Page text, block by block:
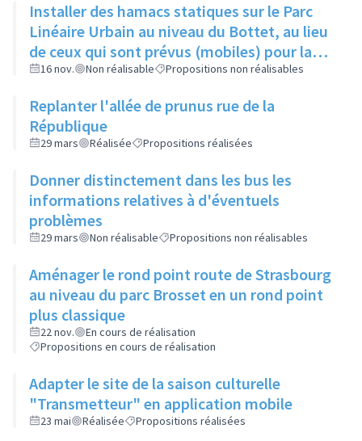
Installer des hamacs statiques sur le Parc
Linéaire Urbain au niveau du Bottet, au lieu
de ceux qui sont prévus (mobiles) pour la
limiter la dangerosité
16 nov. Non réalisable Propositions non réalisables
Replanter l'allée de prunus rue de la
République
29 mars Réalisée Propositions réalisées
Donner distinctement dans les bus les
informations relatives à d'éventuels
problèmes
29 mars Non réalisable Propositions non réalisables
Aménager le rond point route de Strasbourg
au niveau du parc Brosset en un rond point
plus classique
22 nov.
En cours de réalisation
Propositions en cours de réalisation
Adapter le site de la saison culturelle
"Transmetteur" en application mobile
23 mai Réalisée Propositions réalisées